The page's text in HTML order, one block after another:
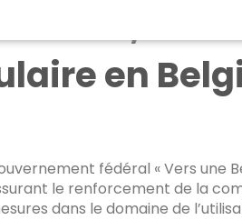
en
fédéral « Vers une
le renforcement de la
dans le domaine de